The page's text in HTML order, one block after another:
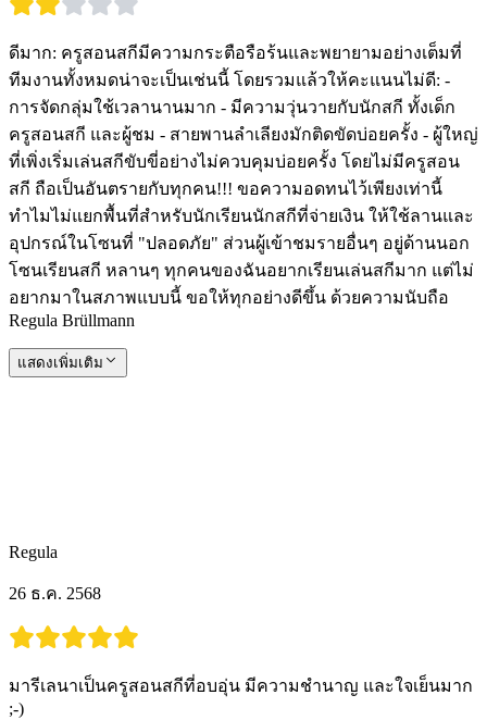
ดีมาก: ครูสอนสกีมีความกระตือรือร้นและพยายามอย่างเต็มที่
ทีมงานทั้งหมดน่าจะเป็นเช่นนี้ โดยรวมแล้วให้คะแนนไม่ดี: -
การจัดกลุ่มใช้เวลานานมาก - มีความวุ่นวายกับนักสกี ทั้งเด็ก
ครูสอนสกี และผู้ชม - สายพานลำเลียงมักติดขัดบ่อยครั้ง - ผู้ใหญ่
ที่เพิ่งเริ่มเล่นสกีขับขี่อย่างไม่ควบคุมบ่อยครั้ง โดยไม่มีครูสอน
สกี ถือเป็นอันตรายกับทุกคน!!! ขอความอดทนไว้เพียงเท่านี้
ทำไมไม่แยกพื้นที่สำหรับนักเรียนนักสกีที่จ่ายเงิน ให้ใช้ลานและ
อุปกรณ์ในโซนที่ "ปลอดภัย" ส่วนผู้เข้าชมรายอื่นๆ อยู่ด้านนอก
โซนเรียนสกี หลานๆ ทุกคนของฉันอยากเรียนเล่นสกีมาก แต่ไม่
อยากมาในสภาพแบบนี้ ขอให้ทุกอย่างดีขึ้น ด้วยความนับถือ
Regula Brüllmann
แสดงเพิ่มเติม
Regula
26 ธ.ค. 2568
มารีเลนาเป็นครูสอนสกีที่อบอุ่น มีความชำนาญ และใจเย็นมาก
;-)